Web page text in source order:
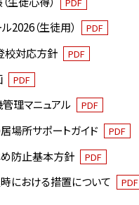
2026（生徒用） PDF
校対応方針 PDF
PDF
理マニュアル PDF
場所サポートガイド PDF
防止基本方針 PDF
における措置について PDF